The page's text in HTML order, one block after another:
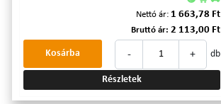
Nettó ár: 1 663,78 Ft
Bruttó ár: 2 113,00 Ft
- + db
Kosárba
Részletek